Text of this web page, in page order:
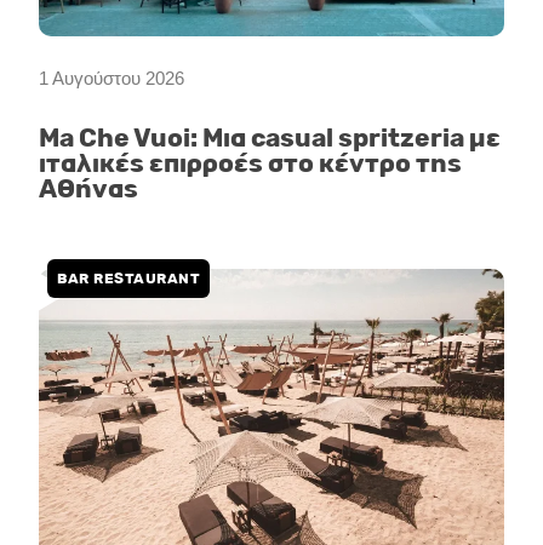
1 Αυγούστου 2026
Ma Che Vuoi: Μια casual spritzeria με
ιταλικές επιρροές στο κέντρο της
Αθήνας
BAR RESTAURANT